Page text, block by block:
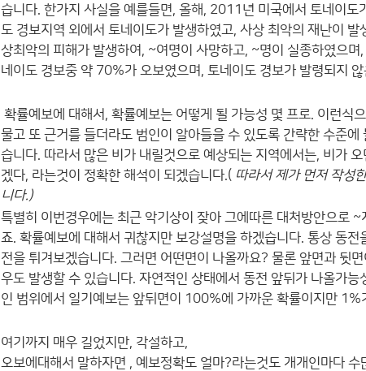
습니다. 한가지 사실을 예를들면, 올해, 2011년 미국에서 토네이
도 경보지역 외에서 토네이도가 발생하였고, 사상 최악의 재난이
상최악의 피해가 발생하여, ~여명이 사망하고, ~명이 실종하였으
네이도 경보중 약 70%가 오보였으며, 토네이도 경보가 발령되지
확률예보에 대해서, 확률예보는 어떻게 될 가능성 몇 프로. 이런식
물고 또 근거를 들더라도 범인이 알아들을 수 있도록 간략한 수준
습니다. 따라서 많은 비가 내릴것으로 예상되는 지역에서는, 비가
겠다, 라는것이 정확한 해석이 되겠습니다.( 따라서 제가 먼저 작성
니다.)
특별히 이번경우에는 최근 악기상이 잦아 그에따른 대처방안으로
죠. 확률예보에 대해서 귀찮지만 보강설명을 하겠습니다. 통상 동
전을 튀겨보겠습니다. 그러면 어떤면이 나올까요? 물론 앞면과 뒷
우도 발생할 수 있습니다. 자연적인 상태에서 동전 앞뒤가 나올가
인 범위에서 일기예보는 앞뒤면이 100%에 가까운 확률이지만
여기까지 매우 길었지만, 각설하고,
오보에대해서 말하자면 , 예보정확도 얼마?라는것도 개개인마다